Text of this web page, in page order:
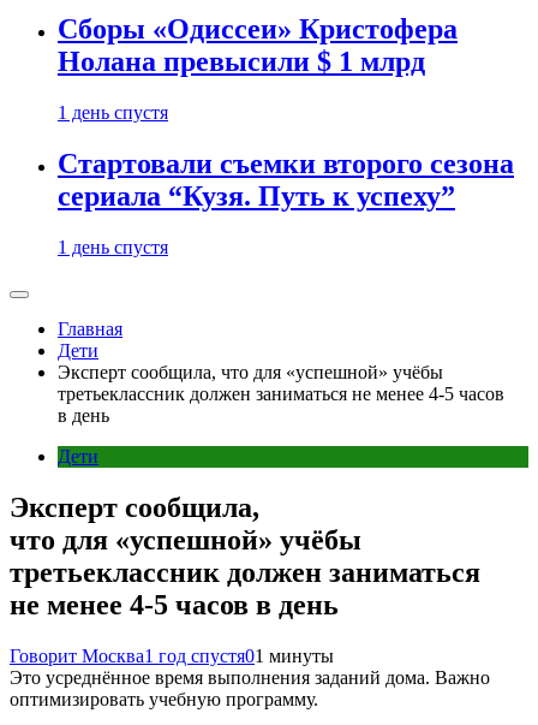
Сборы «Одиссеи» Кристофера
Нолана превысили $ 1 млрд
1 день спустя
Стартовали съемки второго сезона
сериала “Кузя. Путь к успеху”
1 день спустя
Главная
Дети
Эксперт сообщила, что для «успешной» учёбы
третьеклассник должен заниматься не менее 4-5 часов
в день
Дети
Эксперт сообщила,
что для «успешной» учёбы
третьеклассник должен заниматься
не менее 4-5 часов в день
Говорит Москва1 год спустя01 минуты
Это усреднённое время выполнения заданий дома. Важно
оптимизировать учебную программу.